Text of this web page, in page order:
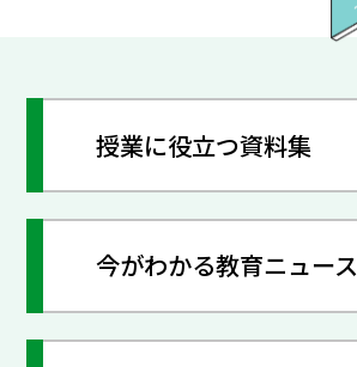
授業に役立つ資料集
今がわかる教育ニュース